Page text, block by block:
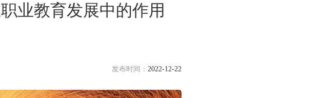
业教育发展中的作用
发布时间： 2022-12-22